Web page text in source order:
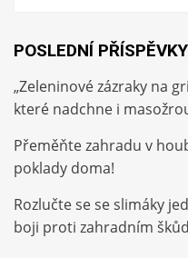
POSLEDNÍ PŘÍSPĚVKY
„Zeleninové zázraky na
které nadchne i
Přeměňte zahradu v
poklady doma!
Rozlučte se se slimáky
boji proti zahradním